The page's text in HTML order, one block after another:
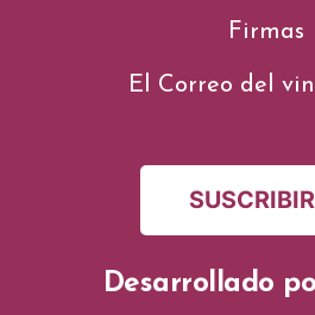
Firmas
El Correo del
Desarrollado